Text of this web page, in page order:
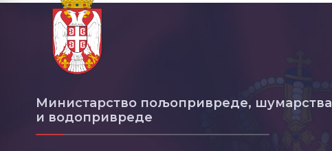
Министарство пољопривреде, шумарства
и водопривреде